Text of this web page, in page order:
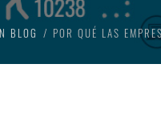
BLOG POR QUÉ LAS